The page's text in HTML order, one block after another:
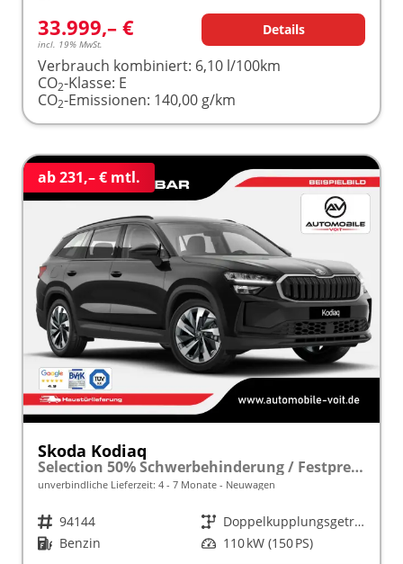
33.999,– €
incl. 19% MwSt.
Details
Verbrauch kombiniert: 6,10 l/100km
CO2-Klasse: E
CO2-Emissionen: 140,00 g/km
ab 231,– € mtl.
Skoda Kodiaq
Selection 50% Schwerbehinderung / Festpreisgarantie* Modelljahr 1.5 TSI Mild-Hybrid 150PS DSG "Sonderangebot bei Schwerbehinderung" frei konfigurierbar!
unverbindliche Lieferzeit: 4 - 7 Monate Neuwagen
Fahrzeugnr. 94144 Getriebe
Doppelkupplungsgetriebe (DSG)
Kraftstoff Benzin Leistung 110 kW (150 PS)